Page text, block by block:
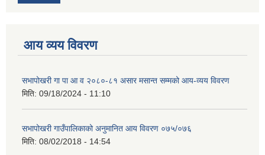
आय व्यय विवरण
सभापोखरी गा पा आ व २०८०-८१ असार मसान्त सम्मको आय-व्यय विवरण
मिति: 09/18/2024 - 11:10
सभापोखरी गाउँपालिकाको अनुमानित आय विवरण ०७५/०७६
मिति: 08/02/2018 - 14:54